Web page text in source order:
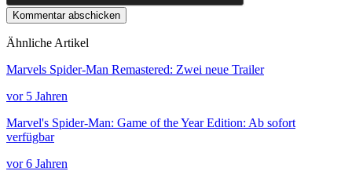
Kommentar abschicken
Ähnliche Artikel
Marvels Spider-Man Remastered: Zwei neue Trailer
vor 5 Jahren
Marvel's Spider-Man: Game of the Year Edition: Ab sofort
verfügbar
vor 6 Jahren